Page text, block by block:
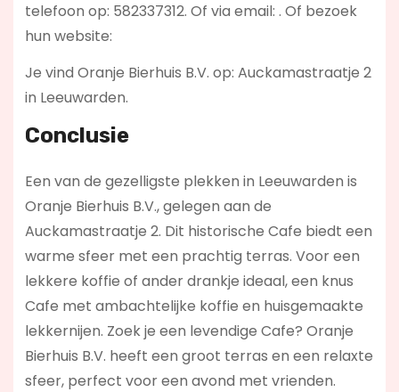
telefoon op: 582337312. Of via email: . Of bezoek
hun website:
Je vind Oranje Bierhuis B.V. op: Auckamastraatje 2
in Leeuwarden.
Conclusie
Een van de gezelligste plekken in Leeuwarden is
Oranje Bierhuis B.V., gelegen aan de
Auckamastraatje 2. Dit historische Cafe biedt een
warme sfeer met een prachtig terras. Voor een
lekkere koffie of ander drankje ideaal, een knus
Cafe met ambachtelijke koffie en huisgemaakte
lekkernijen. Zoek je een levendige Cafe? Oranje
Bierhuis B.V. heeft een groot terras en een relaxte
sfeer, perfect voor een avond met vrienden.